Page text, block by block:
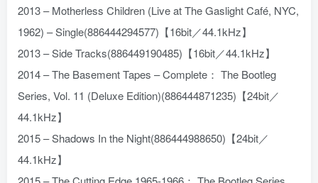
2013 – Motherless Children (Live at The Gaslight Café, NYC,
1962) – Single(886444294577)【16bit／44.1kHz】
2013 – Side Tracks(886449190485)【16bit／44.1kHz】
2014 – The Basement Tapes – Complete： The Bootleg
Series, Vol. 11 (Deluxe Edition)(886444871235)【24bit／
44.1kHz】
2015 – Shadows In the Night(886444988650)【24bit／
44.1kHz】